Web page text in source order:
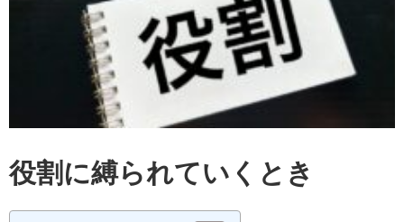
役割に縛られていくとき